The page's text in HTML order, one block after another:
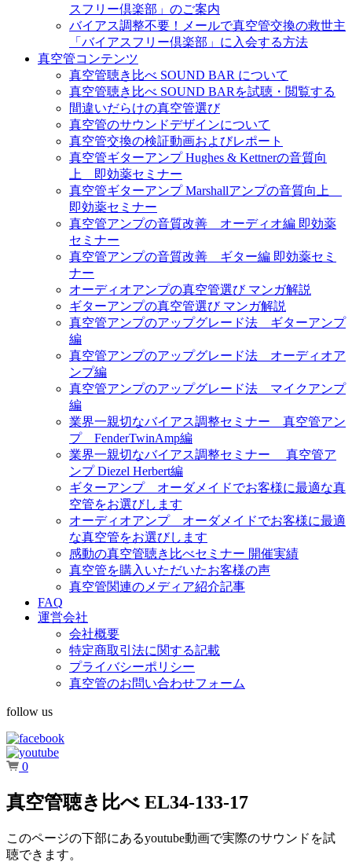
スフリー倶楽部」のご案内
バイアス調整不要！メールで真空管交換の救世主
「バイアスフリー倶楽部」に入会する方法
真空管コンテンツ
真空管聴き比べ SOUND BAR について
真空管聴き比べ SOUND BARを試聴・閲覧する
間違いだらけの真空管選び
真空管のサウンドデザインについて
真空管交換の検証動画およびレポート
真空管ギターアンプ Hughes & Kettnerの音質向
上 即効薬セミナー
真空管ギターアンプ Marshallアンプの音質向上
即効薬セミナー
真空管アンプの音質改善 オーディオ編 即効薬
セミナー
真空管アンプの音質改善 ギター編 即効薬セミ
ナー
オーディオアンプの真空管選び マンガ解説
ギターアンプの真空管選び マンガ解説
真空管アンプのアップグレード法 ギターアンプ
編
真空管アンプのアップグレード法 オーディオア
ンプ編
真空管アンプのアップグレード法 マイクアンプ
編
業界一親切なバイアス調整セミナー 真空管アン
プ FenderTwinAmp編
業界一親切なバイアス調整セミナー 真空管ア
ンプ Diezel Herbert編
ギターアンプ オーダメイドでお客様に最適な真
空管をお選びします
オーディオアンプ オーダメイドでお客様に最適
な真空管をお選びします
感動の真空管聴き比べセミナー 開催実績
真空管を購入いただいたお客様の声
真空管関連のメディア紹介記事
FAQ
運営会社
会社概要
特定商取引法に関する記載
プライバシーポリシー
真空管のお問い合わせフォーム
follow us
0
真空管聴き比べ EL34-133-17
このページの下部にあるyoutube動画で実際のサウンドを試
聴できます。